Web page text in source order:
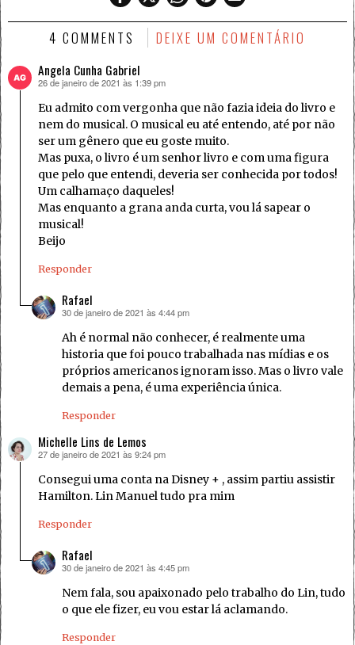
4 COMMENTS DEIXE UM COMENTÁRIO
Angela Cunha Gabriel
disse:
26 de janeiro de 2021 às 1:39 pm
Eu admito com vergonha que não fazia ideia do livro e
nem do musical. O musical eu até entendo, até por não
ser um gênero que eu goste muito.
Mas puxa, o livro é um senhor livro e com uma figura
que pelo que entendi, deveria ser conhecida por todos!
Um calhamaço daqueles!
Mas enquanto a grana anda curta, vou lá sapear o
musical!
Beijo
Responder
Rafael
disse:
30 de janeiro de 2021 às 4:44 pm
Ah é normal não conhecer, é realmente uma
historia que foi pouco trabalhada nas mídias e os
próprios americanos ignoram isso. Mas o livro vale
demais a pena, é uma experiência única.
Responder
Michelle Lins de Lemos
disse:
27 de janeiro de 2021 às 9:24 pm
Consegui uma conta na Disney + , assim partiu assistir
Hamilton. Lin Manuel tudo pra mim
Responder
Rafael
disse:
30 de janeiro de 2021 às 4:45 pm
Nem fala, sou apaixonado pelo trabalho do Lin, tudo
o que ele fizer, eu vou estar lá aclamando.
Responder